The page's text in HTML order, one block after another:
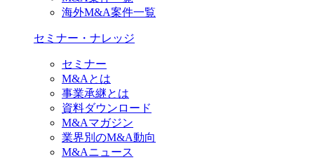
海外M&A案件一覧
セミナー・ナレッジ
セミナー
M&Aとは
事業承継とは
資料ダウンロード
M&Aマガジン
業界別のM&A動向
M&Aニュース